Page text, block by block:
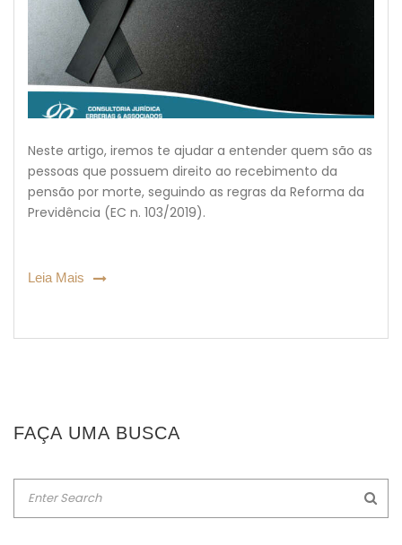
Neste artigo, iremos te ajudar a entender quem são as
pessoas que possuem direito ao recebimento da
pensão por morte, seguindo as regras da Reforma da
Previdência (EC n. 103/2019).
Leia Mais
FAÇA UMA BUSCA